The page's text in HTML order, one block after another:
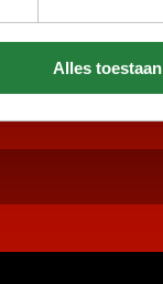
Alles toestaan